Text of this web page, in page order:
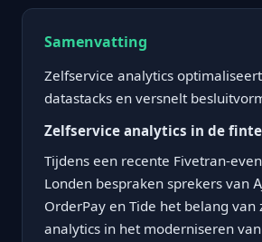
Samenvatting
Zelfservice analytics
datastacks en versnelt
Zelfservice analytics in de
Tijdens een recente Fivetran-
Londen bespraken sprekers van
OrderPay en Tide het belang van
analytics in het moderniseren